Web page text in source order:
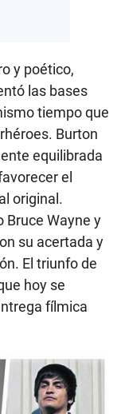
y poético,
las bases
tiempo que
Burton
equilibrada
el
original.
Bruce Wayne y
su acertada y
El triunfo de
hoy se
fílmica